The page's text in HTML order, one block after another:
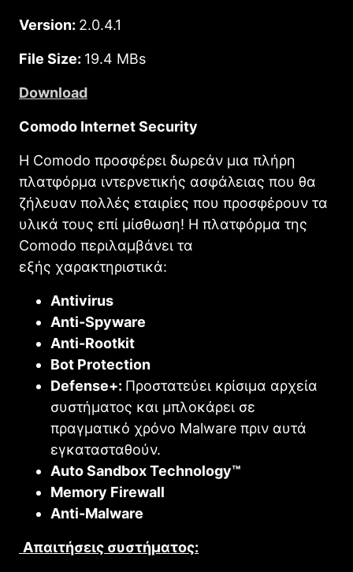
Version: 2.0.4.1
File Size: 19.4 MBs
Download
Comodo Internet Security
Η Comodo προσφέρει δωρεάν μια πλήρη
πλατφόρμα ιντερνετικής ασφάλειας που θα
ζήλευαν πολλές εταιρίες που προσφέρουν τα
υλικά τους επί μίσθωση! Η πλατφόρμα της
Comodo περιλαμβάνει τα
εξής χαρακτηριστικά:
Antivirus
Anti-Spyware
Anti-Rootkit
Bot Protection
Defense+: Προστατεύει κρίσιμα αρχεία
συστήματος και μπλοκάρει σε
πραγματικό χρόνο Malware πριν αυτά
εγκατασταθούν.
Auto Sandbox Technology™
Memory Firewall
Anti-Malware
Απαιτήσεις συστήματος: